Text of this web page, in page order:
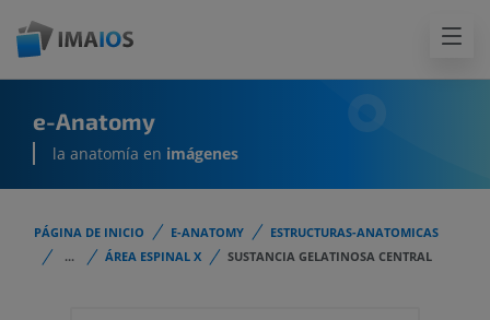
e-Anatomy
la anatomía en imágenes
PÁGINA DE INICIO E-ANATOMY
ESTRUCTURAS-ANATOMICAS
...
ÁREA ESPINAL X SUSTANCIA GELATINOSA CENTRAL